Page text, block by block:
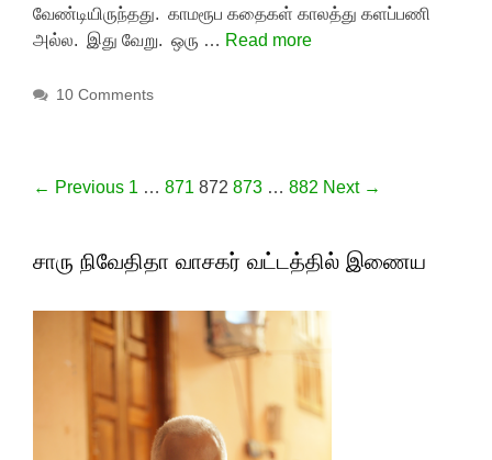
வேண்டியிருந்தது. காமரூப கதைகள் காலத்து களப்பணி
அல்ல. இது வேறு. ஒரு … Read more
10 Comments
Post navigation
← Previous 1 … 871 872 873 … 882 Next →
சாரு நிவேதிதா வாசகர் வட்டத்தில் இணைய